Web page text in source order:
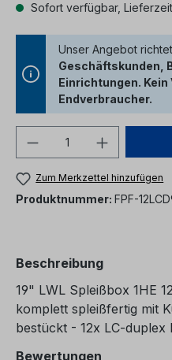
Sofort verfügbar,
Unser Angebot
Geschäftskunden,
Einrichtungen.
Endverbraucher.
Produkt Anzahl:
Zum Merkzettel hinzufügen
Produktnummer: FPF-
Beschreibung
19" LWL Spleißbox 1HE
komplett spleißfertig mit
bestückt - 12x LC-duplex
Bewertungen